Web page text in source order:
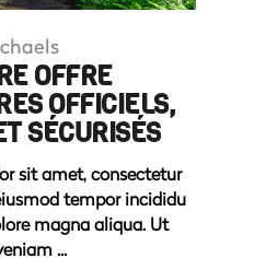
OFFRE
OFFICIELS,
SÉCURISÉS
sit amet, consectetur
tempor incididu
magna aliqua. Ut